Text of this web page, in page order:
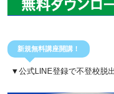
新規無料講座開講！
▼公式LINE登録で不登校脱